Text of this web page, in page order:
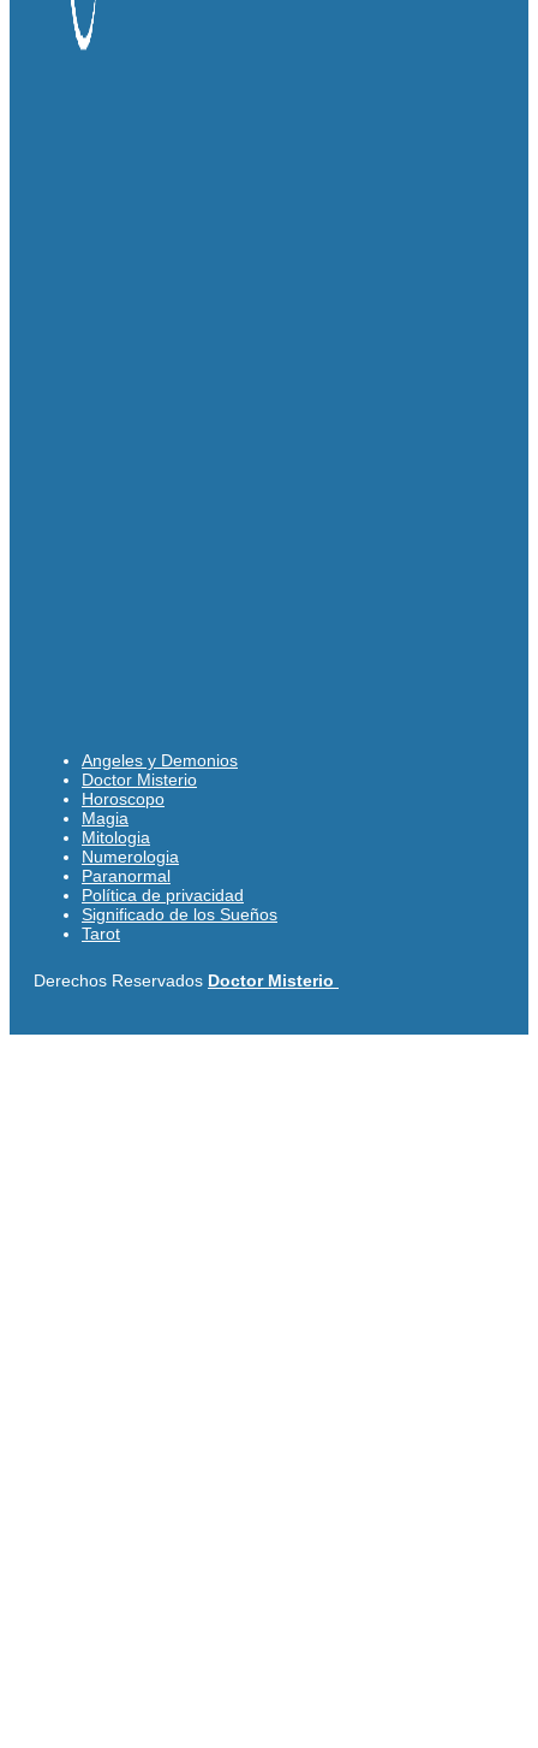
Angeles y Demonios
Doctor Misterio
Horoscopo
Magia
Mitologia
Numerologia
Paranormal
Política de privacidad
Significado de los Sueños
Tarot
Derechos Reservados Doctor Misterio